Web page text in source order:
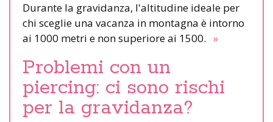
Durante la gravidanza, l'altitudine ideale per
chi sceglie una vacanza in montagna è intorno
ai 1000 metri e non superiore ai 1500. »
Problemi con un
piercing: ci sono rischi
per la gravidanza?